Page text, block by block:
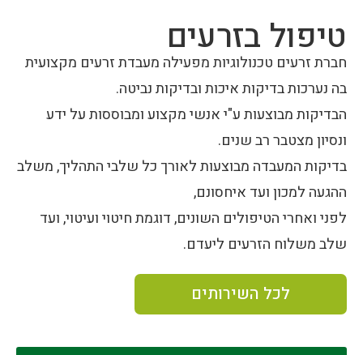
טיפול בזרעים
חברת זרעים טכנולוגיות מפעילה מעבדת זרעים מקצועית
בה נערכות בדיקות איכות ובדיקות נביטה.
הבדיקות מבוצעות ע"י אנשי מקצוע ומבוססות על ידע
ונסיון מצטבר רב שנים.
בדיקות המעבדה מבוצעות לאורך כל שלבי התהליך, משלב
ההגעה למכון ועד איחסונם,
לפני ואחרי הטיפולים השונים, דוגמת חיטוי ועיטוי, ועד
שלב משלוח הזרעים ליעדם.
לכל השירותים